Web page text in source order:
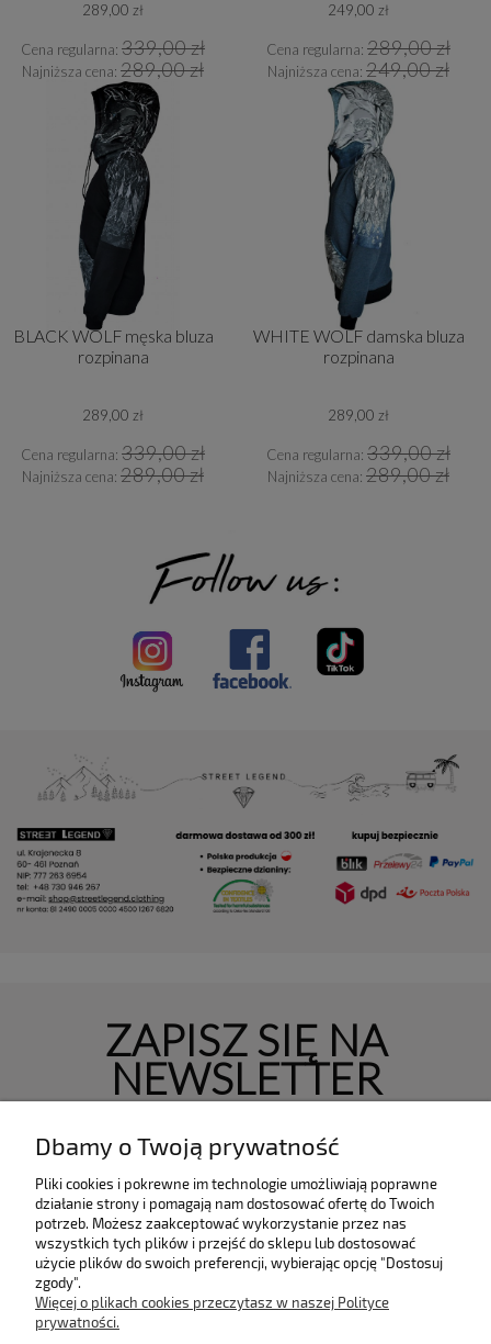
289,00 zł
Cena regularna:339,00 zł
Najniższa cena:289,00 zł
249,00 zł
Cena regularna:289,00 zł
Najniższa cena:249,00 zł
BLACK WOLF męska bluza
rozpinana
289,00 zł
Cena regularna:339,00 zł
Najniższa cena:289,00 zł
WHITE WOLF damska bluza
rozpinana
289,00 zł
Cena regularna:339,00 zł
Najniższa cena:289,00 zł
ZAPISZ SIĘ NA
NEWSLETTER
INFORMACJE
Dbamy o Twoją prywatność
Pliki cookies i pokrewne im technologie umożliwiają poprawne
działanie strony i pomagają nam dostosować ofertę do Twoich
potrzeb. Możesz zaakceptować wykorzystanie przez nas
wszystkich tych plików i przejść do sklepu lub dostosować
użycie plików do swoich preferencji, wybierając opcję "Dostosuj
zgody".
Więcej o plikach cookies przeczytasz w naszej Polityce
prywatności.